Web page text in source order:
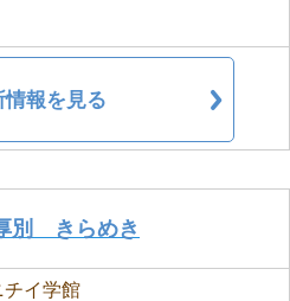
情報を見る
別 きらめき
チイ学館